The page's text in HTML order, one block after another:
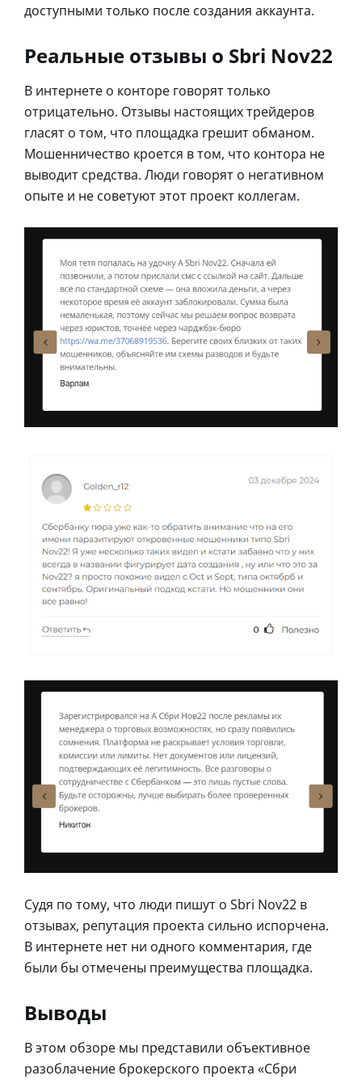
доступными только после создания аккаунта.
Реальные отзывы о Sbri Nov22
В интернете о конторе говорят только
отрицательно. Отзывы настоящих трейдеров
гласят о том, что площадка грешит обманом.
Мошенничество кроется в том, что контора не
выводит средства. Люди говорят о негативном
опыте и не советуют этот проект коллегам.
Судя по тому, что люди пишут о Sbri Nov22 в
отзывах, репутация проекта сильно испорчена.
В интернете нет ни одного комментария, где
были бы отмечены преимущества площадка.
Выводы
В этом обзоре мы представили объективное
разоблачение брокерского проекта «Сбри